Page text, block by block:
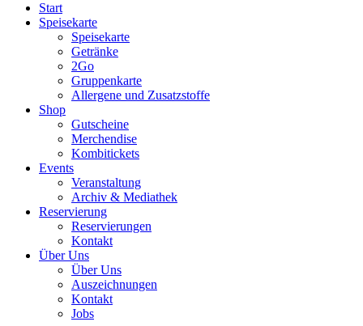
Start
Speisekarte
Speisekarte
Getränke
2Go
Gruppenkarte
Allergene und Zusatzstoffe
Shop
Gutscheine
Merchendise
Kombitickets
Events
Veranstaltung
Archiv & Mediathek
Reservierung
Reservierungen
Kontakt
Über Uns
Über Uns
Auszeichnungen
Kontakt
Jobs